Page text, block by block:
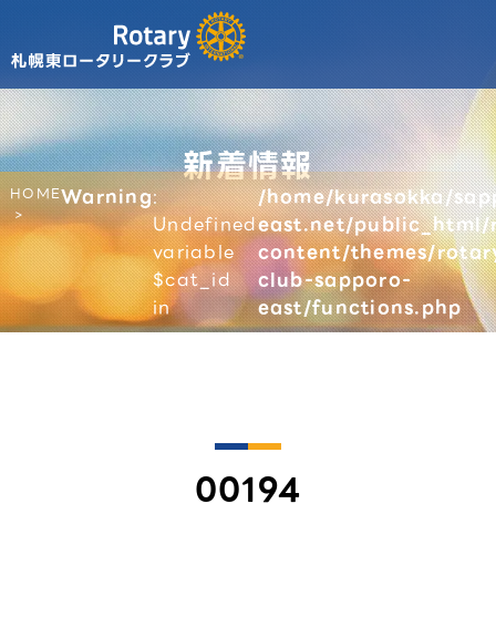
新着情報
HOMEWarning:
Undefined
variable
$cat_id
in
/home/kurasokka/
east.net/
content/themes/
club-sapporo-
east/functions.php
00194